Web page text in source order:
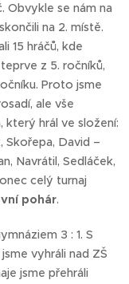
Obvykle se nám na
na 2. místě.
15 hráčů, kde
z 5. ročníků,
Proto jsme
ale vše
který hrál ve složení:
Skořepa, David –
Navrátil, Sedláček,
celý turnaj
pohár.
3 : 1. S
vyhráli nad ZŠ
jsme přehráli